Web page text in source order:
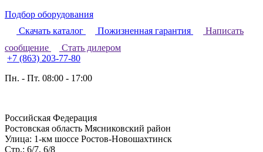
Подбор оборудования
Скачать каталог
Пожизненная гарантия
Написать
сообщение
Стать дилером
+7 (863) 203-77-80
Пн. - Пт. 08:00 - 17:00
Российская Федерация
Ростовская область Мясниковский район
Улица: 1-км шоссе Ростов-Новошахтинск
Стр.: 6/7, 6/8